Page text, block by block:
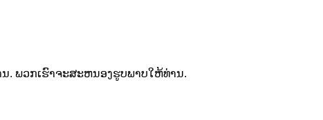
. ພວກເຮົາຈະສະຫນອງຮູບພາບໃຫ້ທ່ານ.